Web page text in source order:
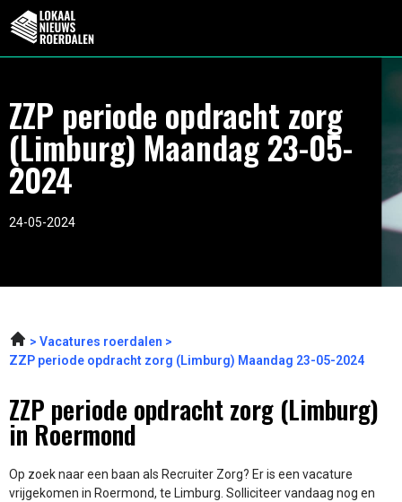
ZZP periode opdracht zorg
(Limburg) Maandag 23-05-
2024
24-05-2024
Vacatures roerdalen
ZZP periode opdracht zorg (Limburg) Maandag 23-05-2024
ZZP periode opdracht zorg (Limburg)
in Roermond
Op zoek naar een baan als Recruiter Zorg? Er is een vacature
vrijgekomen in Roermond, te Limburg. Solliciteer vandaag nog en